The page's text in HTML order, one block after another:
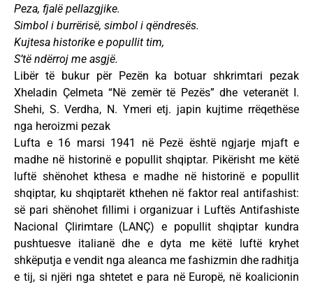
Peza, fjalë pellazgjike.
Simbol i burrërisë, simbol i qëndresës.
Kujtesa historike e popullit tim,
S’të ndërroj me asgjë.
Libër të bukur për Pezën ka botuar shkrimtari pezak
Xheladin Çelmeta “Në zemër të Pezës” dhe veteranët I.
Shehi, S. Verdha, N. Ymeri etj. japin kujtime rrëqethëse
nga heroizmi pezak
Lufta e 16 marsi 1941 në Pezë është ngjarje mjaft e
madhe në historinë e popullit shqiptar. Pikërisht me këtë
luftë shënohet kthesa e madhe në historinë e popullit
shqiptar, ku shqiptarët kthehen në faktor real antifashist:
së pari shënohet fillimi i organizuar i Luftës Antifashiste
Nacional Çlirimtare (LANÇ) e popullit shqiptar kundra
pushtuesve italianë dhe e dyta me këtë luftë kryhet
shkëputja e vendit nga aleanca me fashizmin dhe radhitja
e tij, si njëri nga shtetet e para në Europë, në koalicionin